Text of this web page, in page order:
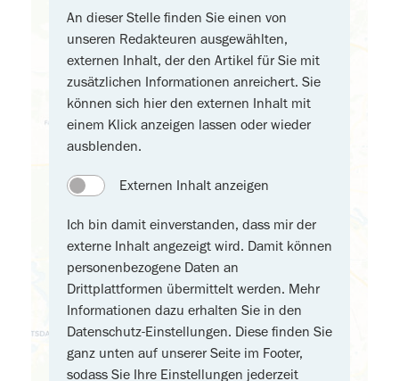
An dieser Stelle finden Sie einen von
unseren Redakteuren ausgewählten,
externen Inhalt, der den Artikel für Sie mit
zusätzlichen Informationen anreichert. Sie
können sich hier den externen Inhalt mit
einem Klick anzeigen lassen oder wieder
ausblenden.
Externen Inhalt anzeigen
Ich bin damit einverstanden, dass mir der
externe Inhalt angezeigt wird. Damit können
personenbezogene Daten an
Drittplattformen übermittelt werden. Mehr
Informationen dazu erhalten Sie in den
Datenschutz-Einstellungen. Diese finden Sie
ganz unten auf unserer Seite im Footer,
sodass Sie Ihre Einstellungen jederzeit